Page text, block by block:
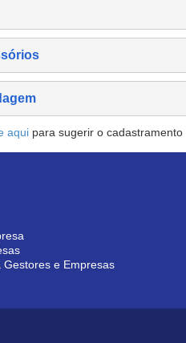
aqui para sugerir o
e Empresas